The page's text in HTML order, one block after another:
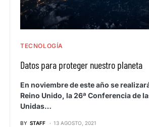
TECNOLOGÍA
Datos para proteger nuestro planeta
En noviembre de este año se
Reino Unido, la 26ª Conferencia de
Unidas…
BY STAFF 13 AGOSTO, 2021